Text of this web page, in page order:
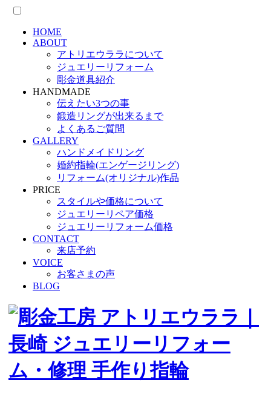
HOME
ABOUT
アトリエウララについて
ジュエリーリフォーム
彫金道具紹介
HANDMADE
伝えたい3つの事
鍛造リングが出来るまで
よくあるご質問
GALLERY
ハンドメイドリング
婚約指輪(エンゲージリング)
リフォーム(オリジナル)作品
PRICE
スタイルや価格について
ジュエリーリペア価格
ジュエリーリフォーム価格
CONTACT
来店予約
VOICE
お客さまの声
BLOG